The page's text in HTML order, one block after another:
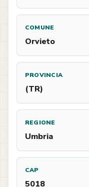
COMUNE
Orvieto
PROVINCIA
(TR)
REGIONE
Umbria
CAP
5018